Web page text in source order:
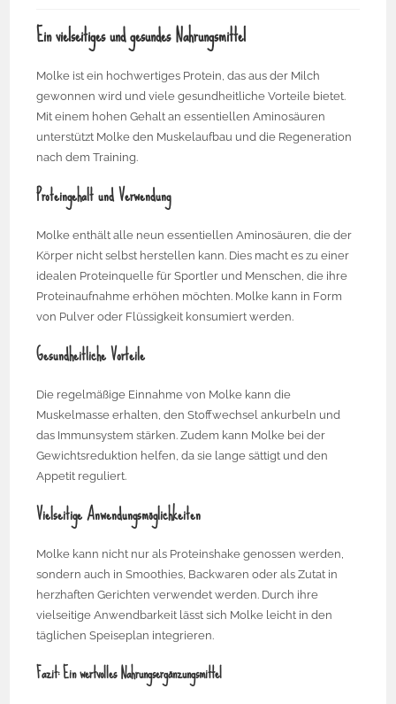
Ein vielseitiges und gesundes Nahrungsmittel
Molke ist ein hochwertiges Protein, das aus der Milch
gewonnen wird und viele gesundheitliche Vorteile bietet.
Mit einem hohen Gehalt an essentiellen Aminosäuren
unterstützt Molke den Muskelaufbau und die Regeneration
nach dem Training.
Proteingehalt und Verwendung
Molke enthält alle neun essentiellen Aminosäuren, die der
Körper nicht selbst herstellen kann. Dies macht es zu einer
idealen Proteinquelle für Sportler und Menschen, die ihre
Proteinaufnahme erhöhen möchten. Molke kann in Form
von Pulver oder Flüssigkeit konsumiert werden.
Gesundheitliche Vorteile
Die regelmäßige Einnahme von Molke kann die
Muskelmasse erhalten, den Stoffwechsel ankurbeln und
das Immunsystem stärken. Zudem kann Molke bei der
Gewichtsreduktion helfen, da sie lange sättigt und den
Appetit reguliert.
Vielseitige Anwendungsmöglichkeiten
Molke kann nicht nur als Proteinshake genossen werden,
sondern auch in Smoothies, Backwaren oder als Zutat in
herzhaften Gerichten verwendet werden. Durch ihre
vielseitige Anwendbarkeit lässt sich Molke leicht in den
täglichen Speiseplan integrieren.
Fazit: Ein wertvolles Nahrungsergänzungsmittel